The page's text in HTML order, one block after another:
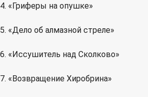
4. «Гриферы на опушке»
5. «Дело об алмазной стреле»
6. «Иссушитель над Сколково»
7. «Возвращение Хиробрина»